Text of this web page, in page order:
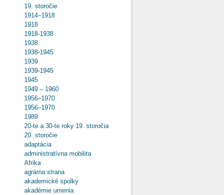
19. storočie
1914–1918
1918
1918-1938
1938
1938-1945
1939
1939-1945
1945
1949 – 1960
1956–1970
1956–1970
1989
20-te a 30-te roky 19. storočia
20. storočie
adaptácia
administratívna mobilita
Afrika
agrárna strana
akademické spolky
akadémie umenia